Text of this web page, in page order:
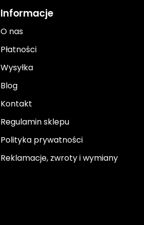
Informacje
O nas
Płatności
Wysyłka
Blog
Kontakt
Regulamin sklepu
Polityka prywatności
Reklamacje, zwroty i wymiany